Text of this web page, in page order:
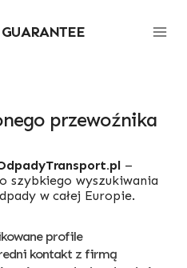
przewoźnika
–
szybkiego wyszukiwania
w całej Europie.
profile
kontakt z firmą